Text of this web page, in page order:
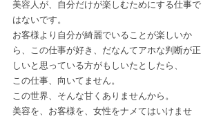
美容人が、自分だけが楽しむためにする仕事で
はないです。
お客様より自分が綺麗でいることが楽しいか
ら、この仕事が好き、だなんてアホな判断が正
しいと思っている方がもしいたとしたら、
この仕事、向いてません。
この世界、そんな甘くありませんから。
美容を、お客様を、女性をナメてはいけませ